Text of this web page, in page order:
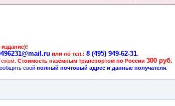
или по тел.:8 (495) 949-62-31.
Стоимость наземным транспортом по России300 руб.
свойполный почтовый адрес и данные получателя